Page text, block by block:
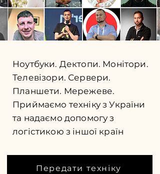
Ноутбуки. Дектопи. Монітори.
Телевізори. Сервери.
Планшети. Мережеве.
Приймаємо техніку з України
та надаємо допомогу з
логістикою з іншої країн
Передати техніку